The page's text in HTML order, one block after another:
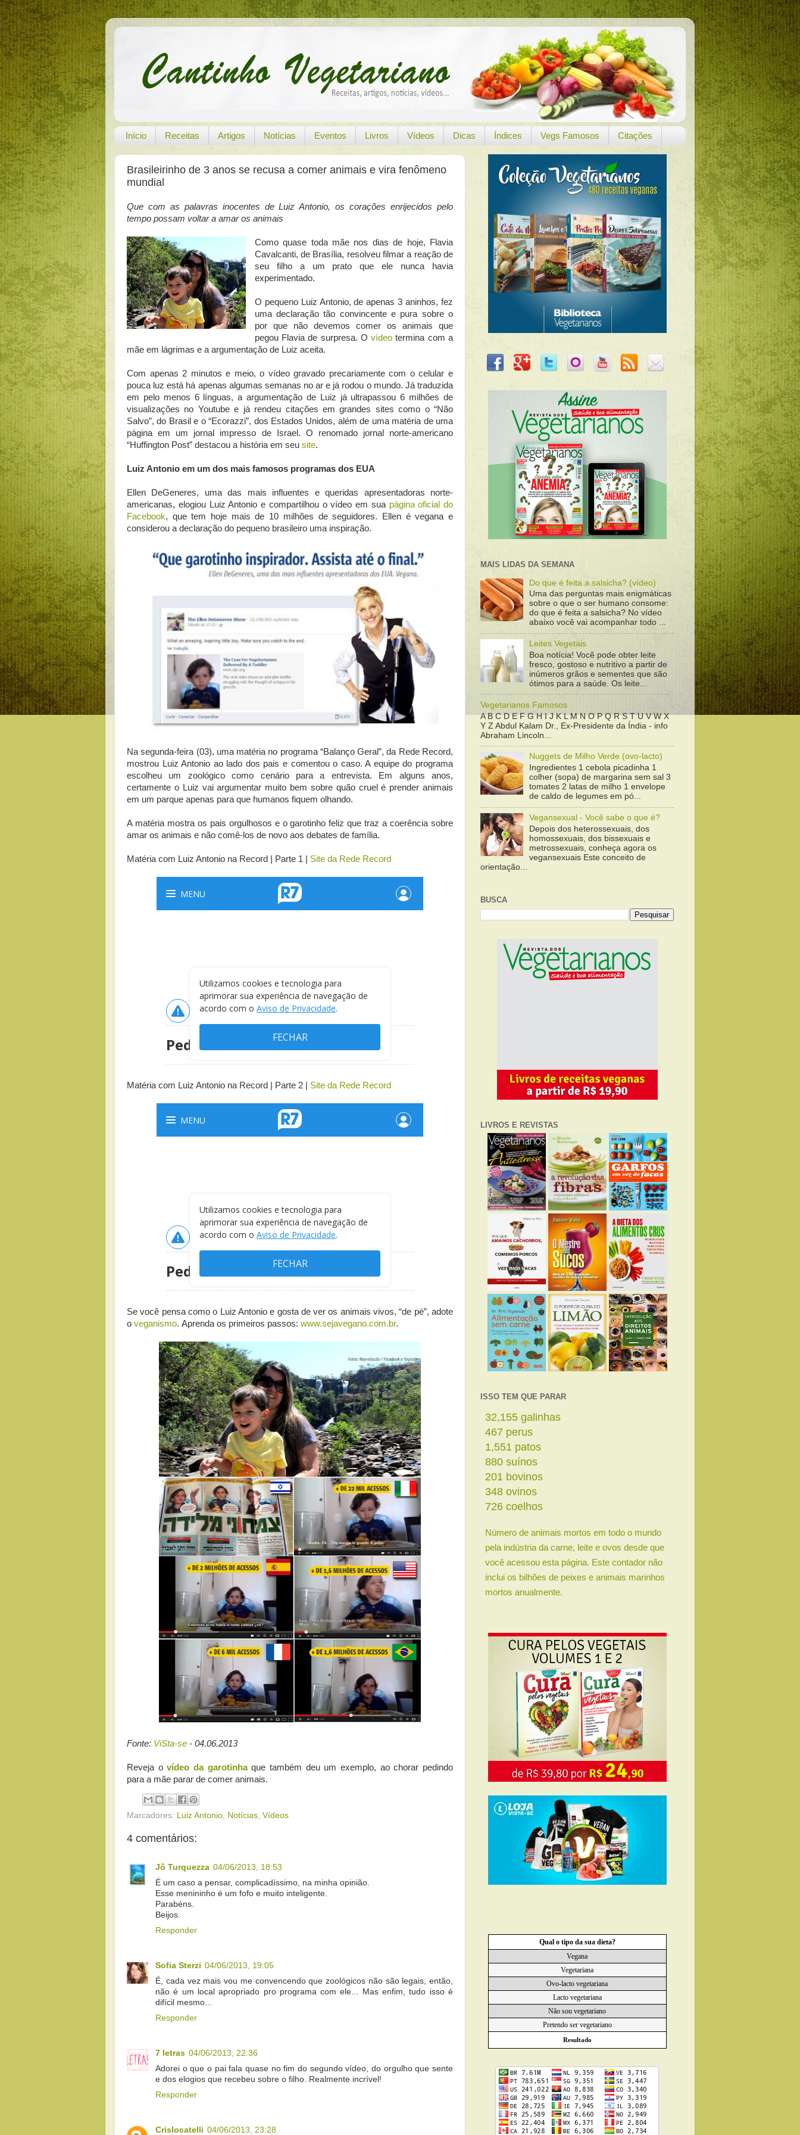
Início Receitas Artigos Notícias Eventos Livros Vídeos Dicas Índices Vegs Famosos Citações
Brasileirinho de 3 anos se recusa a comer animais e vira fenômeno
mundial
Que com as palavras inocentes de Luiz Antonio, os corações enrijecidos pelo
tempo possam voltar a amar os animais
Como quase toda mãe nos dias de hoje, Flavia
Cavalcanti, de Brasília, resolveu filmar a reação de
seu filho a um prato que ele nunca havia
experimentado.
O pequeno Luiz Antonio, de apenas 3 aninhos, fez
uma declaração tão convincente e pura sobre o
por que não devemos comer os animais que
pegou Flavia de surpresa. Ovídeo termina com a
mãe em lágrimas e a argumentação de Luiz aceita.
Com apenas 2 minutos e meio, o vídeo gravado precariamente com o celular e
pouca luz está há apenas algumas semanas no ar e já rodou o mundo. Já traduzida
em pelo menos 6 línguas, a argumentação de Luiz já ultrapassou 6 milhões de
visualizações no Youtube e já rendeu citações em grandes sites como o “Não
Salvo”, do Brasil e o “Ecorazzi”, dos Estados Unidos, além de uma matéria de uma
página em um jornal impresso de Israel. O renomado jornal norte-americano
“Huffington Post” destacou a história em seu site.
Luiz Antonio em um dos mais famosos programas dos EUA
Ellen DeGeneres, uma das mais influentes e queridas apresentadoras norte-
americanas, elogiou Luiz Antonio e compartilhou o vídeo em sua página oficial do
Facebook, que tem hoje mais de 10 milhões de seguidores. Ellen é vegana e
considerou a declaração do pequeno brasileiro uma inspiração.
Na segunda-feira (03), uma matéria no programa “Balanço Geral”, da Rede Record,
mostrou Luiz Antonio ao lado dos pais e comentou o caso. A equipe do programa
escolheu um zoológico como cenário para a entrevista. Em alguns anos,
certamente o Luiz vai argumentar muito bem sobre quão cruel é prender animais
em um parque apenas para que humanos fiquem olhando.
A matéria mostra os pais orgulhosos e o garotinho feliz que traz a coerência sobre
amar os animais e não comê-los de novo aos debates de família.
Matéria com Luiz Antonio na Record | Parte 1 | Site da Rede Record
Matéria com Luiz Antonio na Record | Parte 2 | Site da Rede Record
Se você pensa como o Luiz Antonio e gosta de ver os animais vivos, “de pé”, adote
o veganismo. Aprenda os primeiros passos: www.sejavegano.com.br.
Fonte: ViSta-se - 04.06.2013
Reveja ovídeo da garotinhaque também deu um exemplo, ao chorar pedindo
para a mãe parar de comer animais.
Marcadores: Luiz Antonio Notícias Vídeos
4 comentários:
Jô Turquezza 04/06/2013, 18:53
É um caso a pensar, complicadíssimo, na minha opinião.
Esse menininho é um fofo e muito inteligente.
Parabéns.
Beijos.
Responder
Sofia Sterzi 04/06/2013, 19:05
É, cada vez mais vou me convencendo que zoológicos não são legais, então,
não é um local apropriado pro programa com ele... Mas enfim, tudo isso é
difícil mesmo...
Responder
7 letras 04/06/2013, 22:36
Adorei o que o pai fala quase no fim do segundo vídeo, do orgulho que sente
e dos elogios que recebeu sobre o filho. Realmente incrível!
Responder
Crislocatelli 04/06/2013, 23:28
MAIS LIDAS DA SEMANA
Do que é feita a salsicha? (vídeo)
Uma das perguntas mais enigmáticas
sobre o que o ser humano consome:
do que é feita a salsicha? No vídeo
abaixo você vai acompanhar todo ...
Leites Vegetais
Boa notícia! Você pode obter leite
fresco, gostoso e nutritivo a partir de
inúmeros grãos e sementes que são
ótimos para a saúde. Os leite...
Vegetarianos Famosos
A B C D E F G H I J K L M N O P Q R S T U V W X
Y Z Abdul Kalam Dr., Ex-Presidente da Índia - info
Abraham Lincoln...
Nuggets de Milho Verde (ovo-lacto)
Ingredientes 1 cebola picadinha 1
colher (sopa) de margarina sem sal 3
tomates 2 latas de milho 1 envelope
de caldo de legumes em pó...
Vegansexual - Você sabe o que é?
Depois dos heterossexuais, dos
homossexuais, dos bissexuais e
metrossexuais, conheça agora os
vegansexuais Este conceito de
orientação...
BUSCA
LIVROS E REVISTAS
ISSO TEM QUE PARAR
34,558 galinhas
502 perus
1,666 patos
946 suínos
216 bovinos
374 ovinos
780 coelhos
Número de animais mortos em todo o mundo
pela indústria da carne, leite e ovos desde que
você acessou esta página. Este contador não
inclui os bilhões de peixes e animais marinhos
mortos anualmente.
Qual o tipo da sua dieta?
Vegana
Vegetariana
Ovo-lacto vegetariana
Lacto vegetariana
Não sou vegetariano
Pretendo ser vegetariano
Resultado